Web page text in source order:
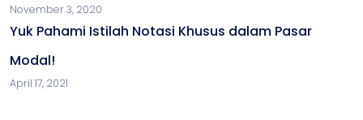
November 3, 2020
Yuk Pahami Istilah Notasi Khusus dalam Pasar
Modal!
April 17, 2021